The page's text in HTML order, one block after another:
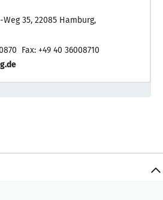
35, 22085 Hamburg,
Fax: +49 40 36008710